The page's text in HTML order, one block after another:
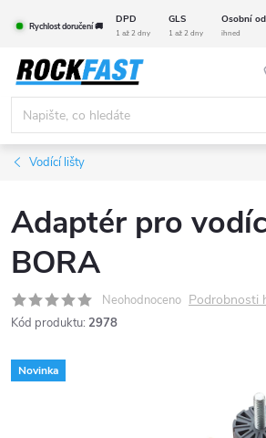
obsah
Rychlost doručení 🚚
DPD GLS Osobní
1 až 2 dny 1 až 2 dny ihned
Vodící lišty
Adaptér pro
BORA
Neohodnoceno Podrobnosti
Kód produktu: 2978
Novinka